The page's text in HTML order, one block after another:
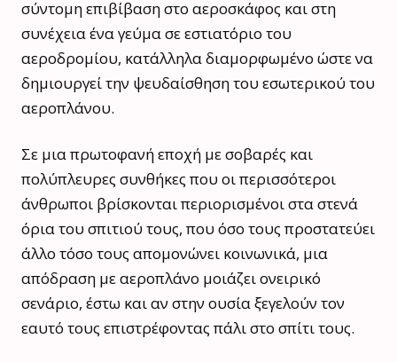
σύντομη επιβίβαση στο αεροσκάφος και στη
συνέχεια ένα γεύμα σε εστιατόριο του
αεροδρομίου, κατάλληλα διαμορφωμένο ώστε να
δημιουργεί την ψευδαίσθηση του εσωτερικού του
αεροπλάνου.
Σε μια πρωτοφανή εποχή με σοβαρές και
πολύπλευρες συνθήκες που οι περισσότεροι
άνθρωποι βρίσκονται περιορισμένοι στα στενά
όρια του σπιτιού τους, που όσο τους προστατεύει
άλλο τόσο τους απομονώνει κοινωνικά, μια
απόδραση με αεροπλάνο μοιάζει ονειρικό
σενάριο, έστω και αν στην ουσία ξεγελούν τον
εαυτό τους επιστρέφοντας πάλι στο σπίτι τους.